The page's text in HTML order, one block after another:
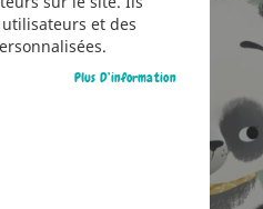
et des
Plus D’information